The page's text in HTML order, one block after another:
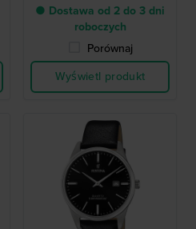
● Dostawa od 2 do 3 dni
roboczych
Porównaj
Wyświetl produkt